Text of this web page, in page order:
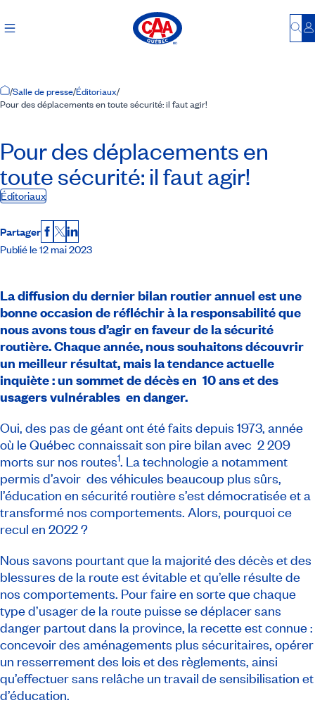
Accueil
/Salle de presse/Éditoriaux/
Pour des déplacements en toute sécurité: il faut agir!
Pour des déplacements en
toute sécurité: il faut agir!
Éditoriaux
Partager Facebook
X LinkedIn
Publié le 12 mai 2023
La diffusion du dernier bilan routier annuel est une
bonne occasion de réfléchir à la responsabilité que
nous avons tous d’agir en faveur de la sécurité
routière. Chaque année, nous souhaitons découvrir
un meilleur résultat, mais la tendance actuelle
inquiète : un sommet de décès en 10 ans et des
usagers vulnérables en danger.
Oui, des pas de géant ont été faits depuis 1973, année
où le Québec connaissait son pire bilan avec 2 209
morts sur nos routes1. La technologie a notamment
permis d’avoir des véhicules beaucoup plus sûrs,
l’éducation en sécurité routière s’est démocratisée et a
transformé nos comportements. Alors, pourquoi ce
recul en 2022 ?
Nous savons pourtant que la majorité des décès et des
blessures de la route est évitable et qu’elle résulte de
nos comportements. Pour faire en sorte que chaque
type d’usager de la route puisse se déplacer sans
danger partout dans la province, la recette est connue :
concevoir des aménagements plus sécuritaires, opérer
un resserrement des lois et des règlements, ainsi
qu’effectuer sans relâche un travail de sensibilisation et
d’éducation.